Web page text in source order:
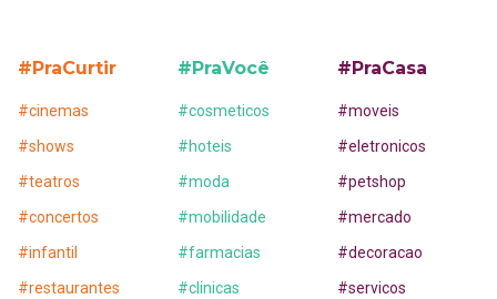
#PraCurtir
#cinemas
#shows
#teatros
#concertos
#infantil
#restaurantes
#PraVocê
#cosmeticos
#hoteis
#moda
#mobilidade
#farmacias
#clinicas
#PraCasa
#moveis
#eletronicos
#petshop
#mercado
#decoracao
#servicos